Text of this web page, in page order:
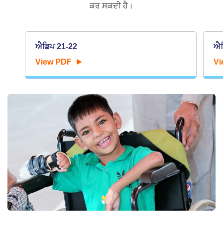
ਕਰ ਸਕਦੀ ਹੈ।
ਐਡਿਪ 21-22
View PDF